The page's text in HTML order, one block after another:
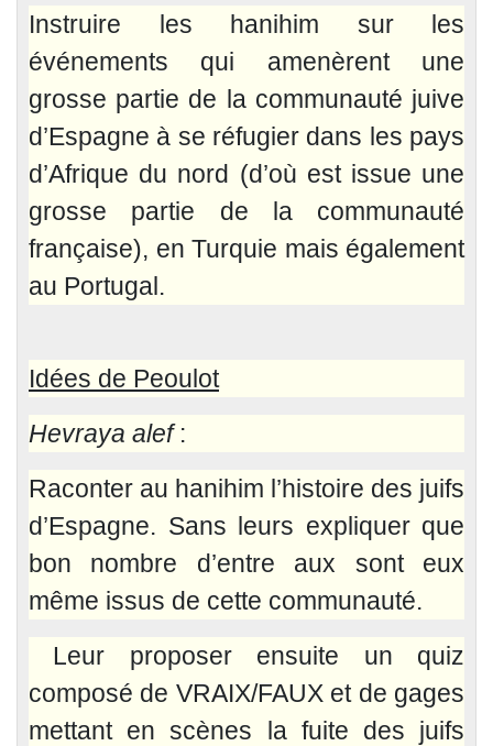
Instruire les hanihim sur les
événements qui amenèrent une
grosse partie de la communauté juive
d’Espagne à se réfugier dans les pays
d’Afrique du nord (d’où est issue une
grosse partie de la communauté
française), en Turquie mais également
au Portugal.
Idées de Peoulot
Hevraya alef:
Raconter au hanihim l’histoire des juifs
d’Espagne. Sans leurs expliquer que
bon nombre d’entre aux sont eux
même issus de cette communauté.
Leur proposer ensuite un quiz
composé de VRAIX/FAUX et de gages
mettant en scènes la fuite des juifs